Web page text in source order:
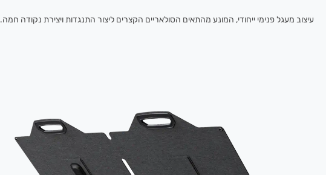
עיצוב מעגל פנימי ייחודי, המונע מהתאים הסולאריים הקצרים ליצור התנגדות ויצירת נקודה חמה.